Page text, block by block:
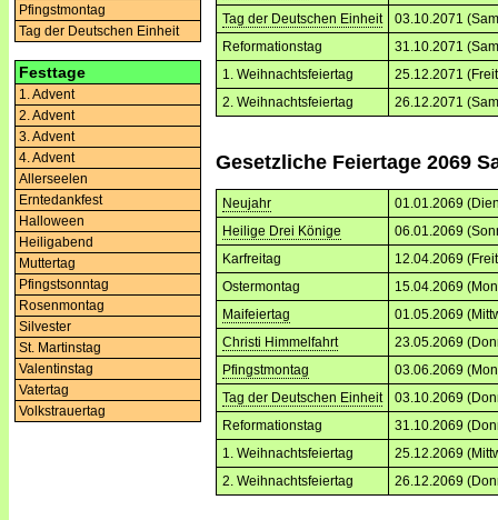
Pfingstmontag
Tag der Deutschen Einheit
Festtage
1. Advent
2. Advent
3. Advent
4. Advent
Allerseelen
Erntedankfest
Halloween
Heiligabend
Muttertag
Pfingstsonntag
Rosenmontag
Silvester
St. Martinstag
Valentinstag
Vatertag
Volkstrauertag
Tag der Deutschen Einheit
03.10.2071
Reformationstag
31.10.2071
1. Weihnachtsfeiertag
25.12.2071
2. Weihnachtsfeiertag
26.12.2071
Gesetzliche Feiertage 2069
Neujahr
01.01.2069
Heilige Drei Könige
06.01.2069
Karfreitag
12.04.2069
Ostermontag
15.04.2069
Maifeiertag
01.05.2069
Christi Himmelfahrt
23.05.2069
Pfingstmontag
03.06.2069
Tag der Deutschen Einheit
03.10.2069
Reformationstag
31.10.2069
1. Weihnachtsfeiertag
25.12.2069
2. Weihnachtsfeiertag
26.12.2069